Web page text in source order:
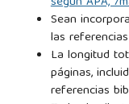
Sean
las
La longitud
páginas,
referencias